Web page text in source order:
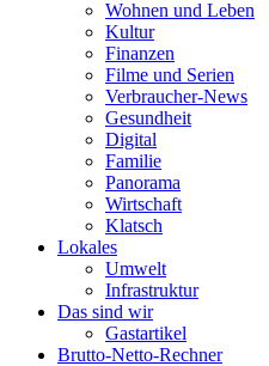
Wohnen und Leben
Kultur
Finanzen
Filme und Serien
Verbraucher-News
Gesundheit
Digital
Familie
Panorama
Wirtschaft
Klatsch
Lokales
Umwelt
Infrastruktur
Das sind wir
Gastartikel
Brutto-Netto-Rechner